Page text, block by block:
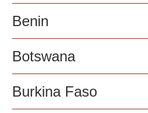
Benin
Botswana
Burkina Faso